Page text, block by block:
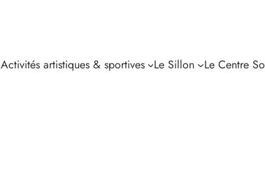
Activités artistiques & sportives Le Sillon Le Centre